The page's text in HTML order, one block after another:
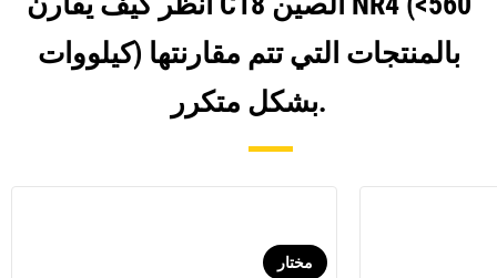
كيلووات) بالمنتجات التي تتم مقارنتها
بشكل متكرر.
مختار